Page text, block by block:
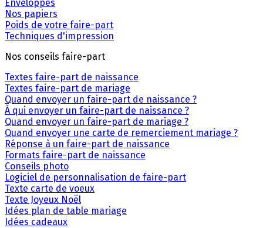
Enveloppes
Nos papiers
Poids de votre faire-part
Techniques d'impression
Nos conseils faire-part
Textes faire-part de naissance
Textes faire-part de mariage
Quand envoyer un faire-part de naissance ?
À qui envoyer un faire-part de naissance ?
Quand envoyer un faire-part de mariage ?
Quand envoyer une carte de remerciement mariage ?
Réponse à un faire-part de naissance
Formats faire-part de naissance
Conseils photo
Logiciel de personnalisation de faire-part
Texte carte de voeux
Texte Joyeux Noël
Idées plan de table mariage
Idées cadeaux